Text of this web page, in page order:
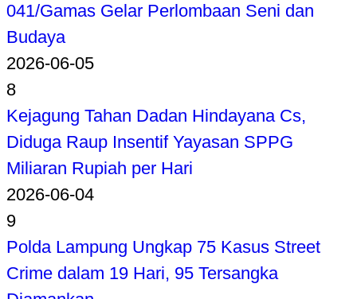
041/Gamas Gelar Perlombaan Seni dan
Budaya
2026-06-05
8
Kejagung Tahan Dadan Hindayana Cs,
Diduga Raup Insentif Yayasan SPPG
Miliaran Rupiah per Hari
2026-06-04
9
Polda Lampung Ungkap 75 Kasus Street
Crime dalam 19 Hari, 95 Tersangka